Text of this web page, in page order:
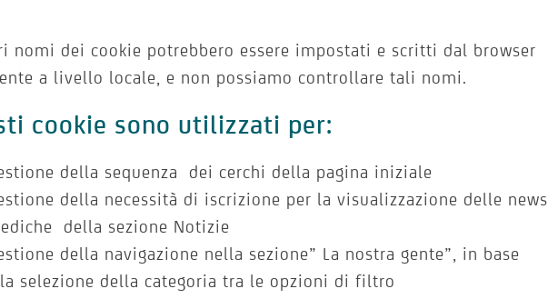
nomi dei cookie potrebbero essere impostati e scritti dal browser
a livello locale, e non possiamo controllare tali nomi.
cookie sono utilizzati per:
della sequenza dei cerchi della pagina iniziale
della necessità di iscrizione per la visualizzazione delle news
della sezione Notizie
della navigazione nella sezione” La nostra gente”, in base
selezione della categoria tra le opzioni di filtro